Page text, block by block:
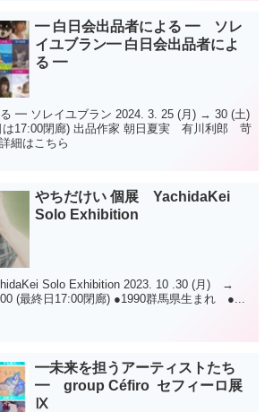
━ 白日会出品者による ━ ソレ
イユブラン━ 白日会出品者によ
る ━
) → 30 (土)
家 朝日夏実 有川利郎 苛
細はこちら
やちだけい 個展 YachidaKei
Solo Exhibition
━未来を担うアーティストたち
━ group Céfiro セフィーロ展
Ⅸ